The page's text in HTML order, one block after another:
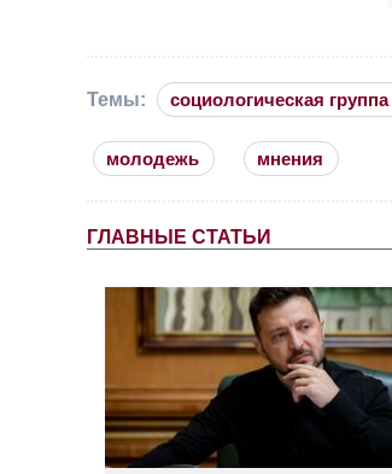
Темы: социологическая
молодежь мнения
ГЛАВНЫЕ СТАТЬИ